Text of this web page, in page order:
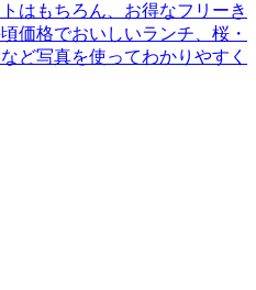
はもちろん、お得なフリーき
価格でおいしいランチ、桜・
ど写真を使ってわかりやすく